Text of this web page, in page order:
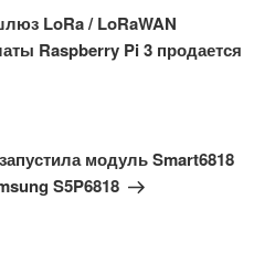
LoRa / LoRaWAN
Raspberry Pi 3 продается
модуль Smart6818
S5P6818